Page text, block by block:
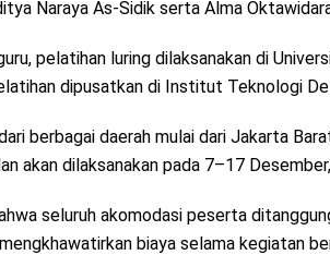
Naraya As-Sidik serta Alma
pelatihan luring dilaksanakan di
dipusatkan di Institut Teknologi
berbagai daerah mulai dari Jakarta
akan dilaksanakan pada 7–17
seluruh akomodasi peserta
biaya selama kegiatan